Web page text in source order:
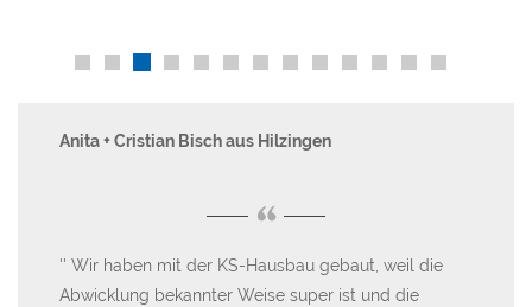
Anita + Cristian Bisch aus Hilzingen
“
Wir haben mit der KS-Hausbau gebaut, weil die
Abwicklung bekannter Weise super ist und die